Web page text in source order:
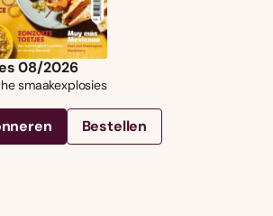
08/2026
smaakexplosies
Bestellen